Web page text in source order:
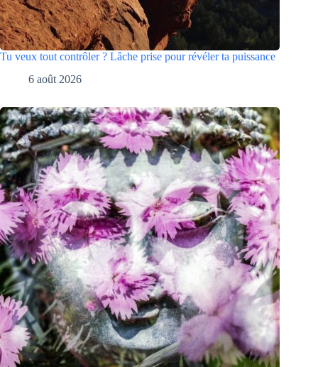
Tu veux tout contrôler ? Lâche prise pour révéler ta puissance
6 août 2026